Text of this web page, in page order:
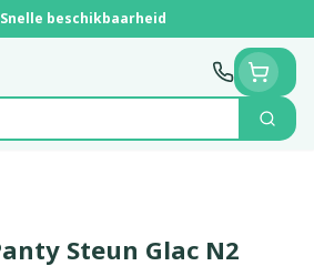
Snelle beschikbaarheid
Zoek
Steun Glac N2